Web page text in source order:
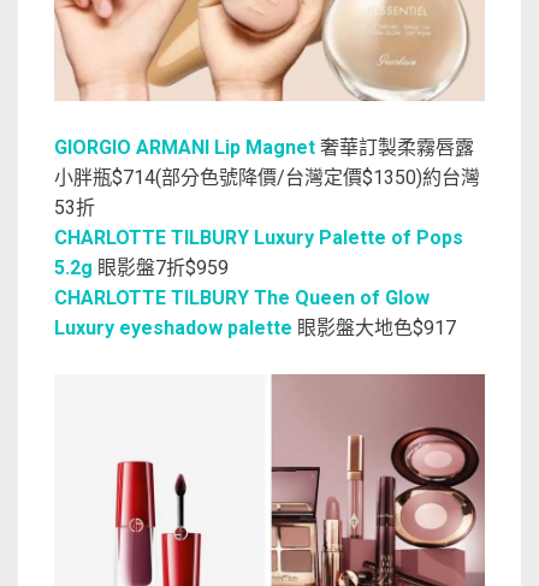
GIORGIO ARMANI Lip Magnet 奢華訂製柔霧唇露
小胖瓶$714(部分色號降價/台灣定價$1350)約台灣
53折
CHARLOTTE TILBURY Luxury Palette of Pops
5.2g 眼影盤7折$959
CHARLOTTE TILBURY The Queen of Glow
Luxury eyeshadow palette 眼影盤大地色$917